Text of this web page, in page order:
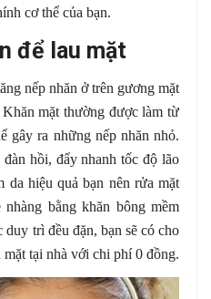
cơ thể của bạn.
để lau mặt
nếp nhăn ở trên gương mặt
mặt thường được làm từ
gây ra những nếp nhăn nhỏ.
hồi, đẩy nhanh tốc độ lão
da hiệu quả bạn nên rửa mặt
bằng khăn bông mềm
trì đều đặn, bạn sẽ có cho
tại nhà với chi phí 0 đồng.